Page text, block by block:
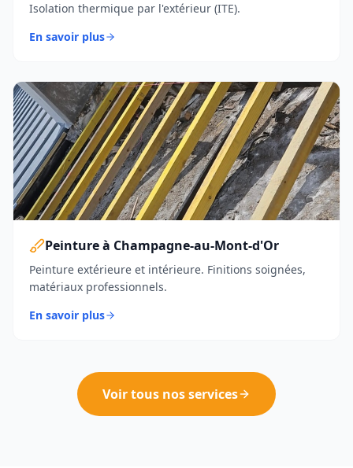
Isolation thermique par l'extérieur (ITE).
En savoir plus
Peinture à Champagne-au-Mont-d'Or
Peinture extérieure et intérieure. Finitions soignées,
matériaux professionnels.
En savoir plus
Voir tous nos services